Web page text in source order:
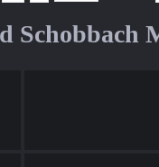
Schobbach